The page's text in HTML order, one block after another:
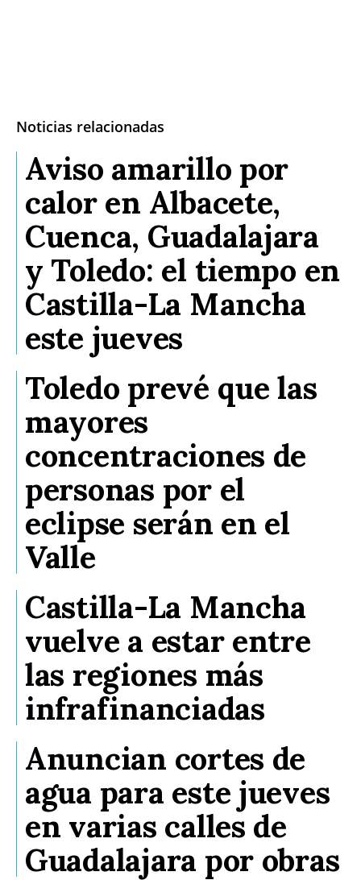
Noticias relacionadas
Aviso amarillo por
calor en Albacete,
Cuenca, Guadalajara
y Toledo: el tiempo en
Castilla-La Mancha
este jueves
Toledo prevé que las
mayores
concentraciones de
personas por el
eclipse serán en el
Valle
Castilla-La Mancha
vuelve a estar entre
las regiones más
infrafinanciadas
Anuncian cortes de
agua para este jueves
en varias calles de
Guadalajara por obras